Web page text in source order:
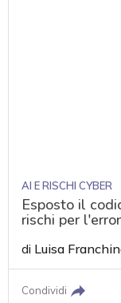
AI E RISCHI CYBER
Esposto il
rischi per
di Luisa
Condividi